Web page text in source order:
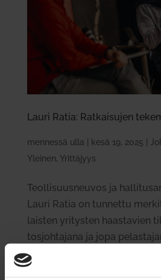
Lauri Ratia: Rat­kai­sujen
mennessä ulla kesä 19, 2025
Yleinen, Yrittäjyys
Teol­li­suus­neuvos ja
Lauri Ratia on tun­nettu
laisten yri­tysten haas­tavien
tos­joh­tajana ja jopa
mukana joh­ta­massa muun
Telakkaa, Stock­mannia ja...